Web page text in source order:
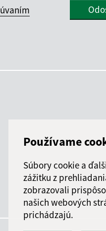
Používame
Súbory cookie a
zážitku z
zobrazovali
našich webových
prichádzajú.
Google